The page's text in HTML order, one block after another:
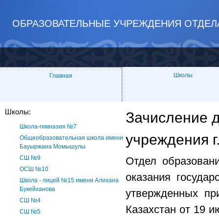
ОБРАЗОВАТЕЛЬНЫЕ УЧРЕЖДЕНИЯ
Главная Школы
Школы:
Школа-гимназия №7
Общеобразовательная школа имени
Бауыржана Момышулы
СШ №9
ОСШ №10
Школа - лицей №15 имени Алихана
Букейханова
СШ №4
СШ №5
Зачисление
учреждения
Отдел
оказания
утвержденных
Казахстан от 19